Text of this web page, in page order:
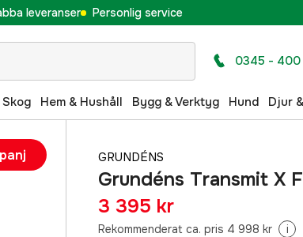
leveranser Personlig service
0345 -
Skog Hem & Hushåll Bygg & Verktyg Hund Djur
GRUNDÉNS
Grundéns Transmit X
3 395 kr
Rekommenderat ca. pris 4 998 kr i